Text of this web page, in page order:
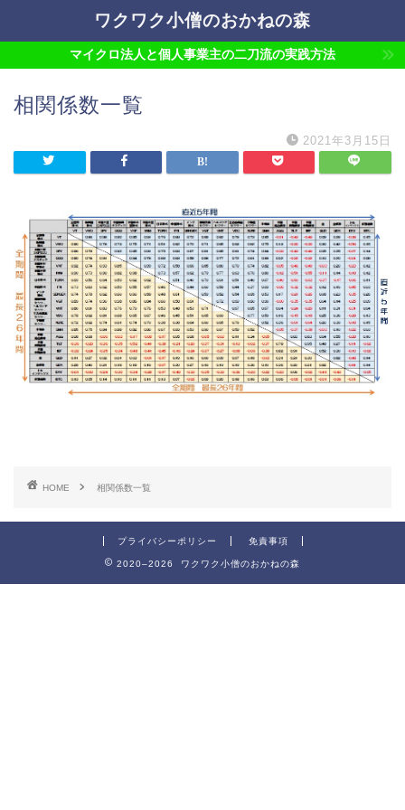
ワクワク小僧のおかねの森
マイクロ法人と個人事業主の二刀流の実践方法
相関係数一覧
2021年3月15日
HOME 相関係数一覧
プライバシーポリシー 免責事項
2020–2026 ワクワク小僧のおかねの森